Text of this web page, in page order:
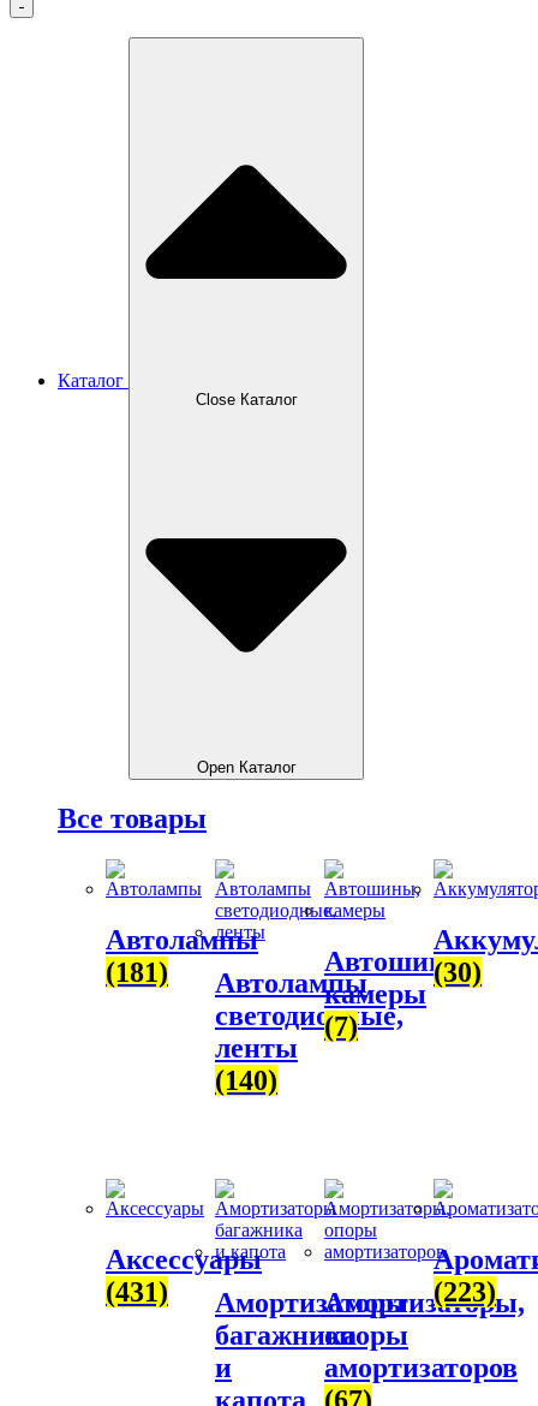
Каталог
Close Каталог
Open Каталог
Все товары
Автолампы
(181)
Автолампы
светодиодные,
ленты
(140)
Автошины,
камеры
(7)
(30)
Аксессуары
(431)
Амортизаторы
багажника
и
Амортизаторы,
опоры
амортизаторов
(223)